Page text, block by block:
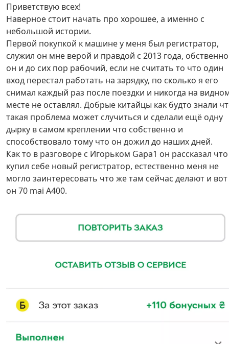
Приветствую всех!
Наверное стоит начать про хорошее, а именно с
небольшой истории.
Первой покупкой к машине у меня был регистратор,
служил он мне верой и правдой с 2013 года, обственно
он и до сих пор рабочий, если не считать то что один
вход перестал работать на зарядку, по сколько я его
снимал каждый раз после поездки и никогда на
месте не оставлял. Добрые китайцы как будто знали
такая проблема может случиться и сделали ещё одну
дырку в самом креплении что собственно и
способствовало тому что он дожил до наших дней.
Как то в разговоре с Игорьком Gapa1 он рассказал что
купил себе новый регистратор, естественно меня не
могло заинтересовать что же там сейчас делают и вот
он 70 mai A400.